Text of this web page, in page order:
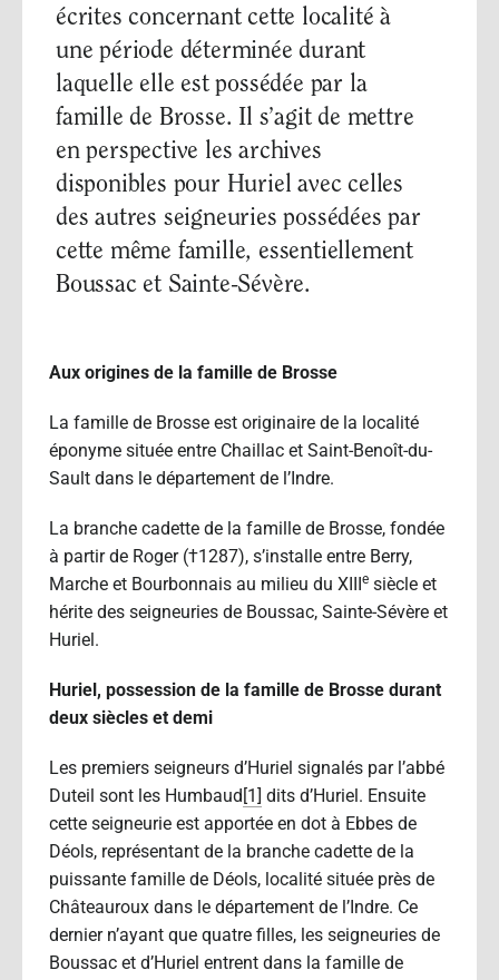
écrites concernant cette localité à
une période déterminée durant
laquelle elle est possédée par la
famille de Brosse. Il s’agit de mettre
en perspective les archives
disponibles pour Huriel avec celles
des autres seigneuries possédées par
cette même famille, essentiellement
Boussac et Sainte-Sévère.
Aux origines de la famille de Brosse
La famille de Brosse est originaire de la localité
éponyme située entre Chaillac et Saint-Benoît-du-
Sault dans le département de l’Indre.
La branche cadette de la famille de Brosse, fondée
à partir de Roger (†1287), s’installe entre Berry,
Marche et Bourbonnais au milieu du XIIIe siècle et
hérite des seigneuries de Boussac, Sainte-Sévère et
Huriel.
Huriel, possession de la famille de Brosse durant
deux siècles et demi
Les premiers seigneurs d’Huriel signalés par l’abbé
Duteil sont les Humbaud[1] dits d’Huriel. Ensuite
cette seigneurie est apportée en dot à Ebbes de
Déols, représentant de la branche cadette de la
puissante famille de Déols, localité située près de
Châteauroux dans le département de l’Indre. Ce
dernier n’ayant que quatre filles, les seigneuries de
Boussac et d’Huriel entrent dans la famille de